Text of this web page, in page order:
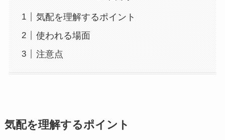
気配を理解するポイント
使われる場面
注意点
気配を理解するポイント